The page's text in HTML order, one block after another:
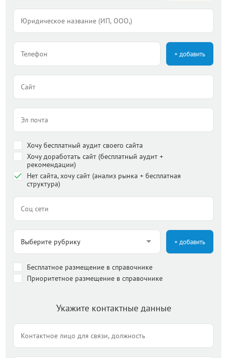
+ добавить
Хочу бесплатный аудит своего сайта
Хочу доработать сайт (бесплатный аудит +
рекомендации)
Нет сайта, хочу сайт (анализ рынка + бесплатная
структура)
+ добавить
Бесплатное размещение в справочнике
Приоритетное размещение в справочнике
Укажите контактные данные